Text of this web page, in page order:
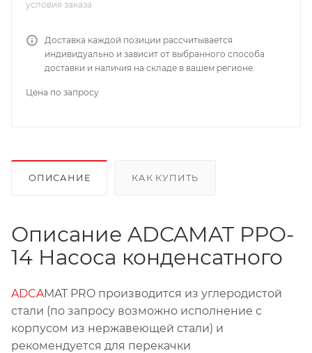
условия заказа
Доставка каждой позиции рассчитывается
индивидуально и зависит от выбранного способа
доставки и наличия на складе в вашем регионе.
Цена по запросу
ОПИСАНИЕ КАК КУПИТЬ
Описание ADCAMAT PPO-
14 Насоса конденсатного
ADCAMAT PRO производится из углеродистой
стали (по запросу возможно исполнение с
корпусом из нержавеющей стали) и
рекомендуется для перекачки